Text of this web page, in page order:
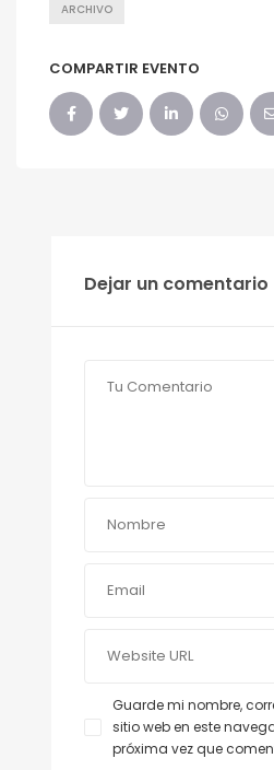
ARCHIVO
COMPARTIR EVENTO
Dejar un comentario
Guarde mi nombre,
sitio web en este
próxima vez que